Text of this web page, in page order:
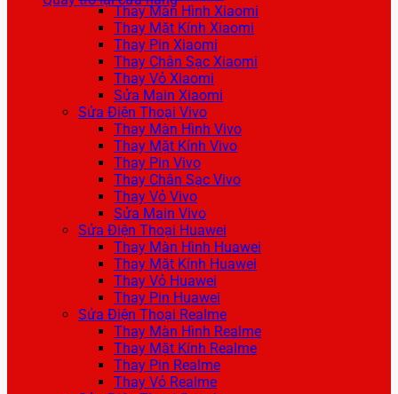
Thay Màn Hình Xiaomi
Thay Mặt Kính Xiaomi
Thay Pin Xiaomi
Thay Chân Sạc Xiaomi
Thay Vỏ Xiaomi
Sửa Main Xiaomi
Sửa Điện Thoại Vivo
Thay Màn Hình Vivo
Thay Mặt Kính Vivo
Thay Pin Vivo
Thay Chân Sạc Vivo
Thay Vỏ Vivo
Sửa Main Vivo
Sửa Điện Thoại Huawei
Thay Màn Hình Huawei
Thay Mặt Kính Huawei
Thay Vỏ Huawei
Thay Pin Huawei
Sửa Điện Thoại Realme
Thay Màn Hình Realme
Thay Mặt Kính Realme
Thay Pin Realme
Thay Vỏ Realme